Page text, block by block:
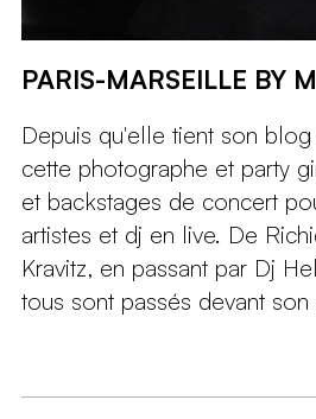
PARIS-MARSEILLE BY
Depuis qu'elle tient son
cette photographe et party
et backstages de concert
artistes et dj en live. De
Kravitz, en passant par Dj
tous sont passés devant son